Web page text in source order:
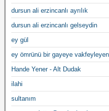
dursun ali erzincanlı ayrılık
dursun ali erzincanlı gelseydin
ey gül
ey ömrünü bir gayeye
Hande Yener - Alt Dudak
ilahi
sultanım